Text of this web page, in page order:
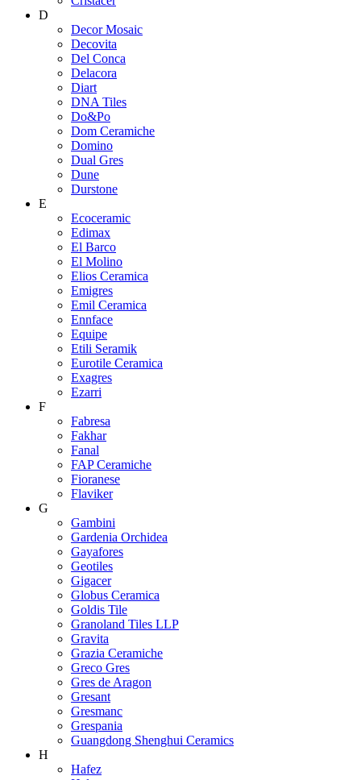
D
Decor Mosaic
Decovita
Del Conca
Delacora
Diart
DNA Tiles
Do&Po
Dom Ceramiche
Domino
Dual Gres
Dune
Durstone
E
Ecoceramic
Edimax
El Barco
El Molino
Elios Ceramica
Emigres
Emil Ceramica
Ennface
Equipe
Etili Seramik
Eurotile Ceramica
Exagres
Ezarri
F
Fabresa
Fakhar
Fanal
FAP Ceramiche
Fioranese
Flaviker
G
Gambini
Gardenia Orchidea
Gayafores
Geotiles
Gigacer
Globus Ceramica
Goldis Tile
Granoland Tiles LLP
Gravita
Grazia Ceramiche
Greco Gres
Gres de Aragon
Gresant
Gresmanc
Grespania
Guangdong Shenghui Ceramics
H
Hafez